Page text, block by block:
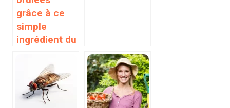
grâce à ce
simple
ingrédient du